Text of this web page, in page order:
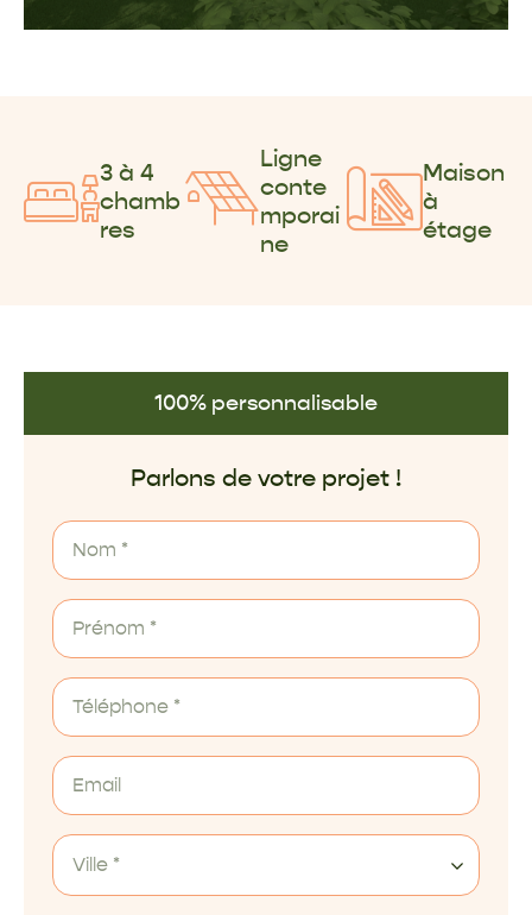
3 à 4
chamb
res
Ligne
conte
mporai
ne
Maison
à
étage
100% personnalisable
Parlons de votre projet !
Ville *